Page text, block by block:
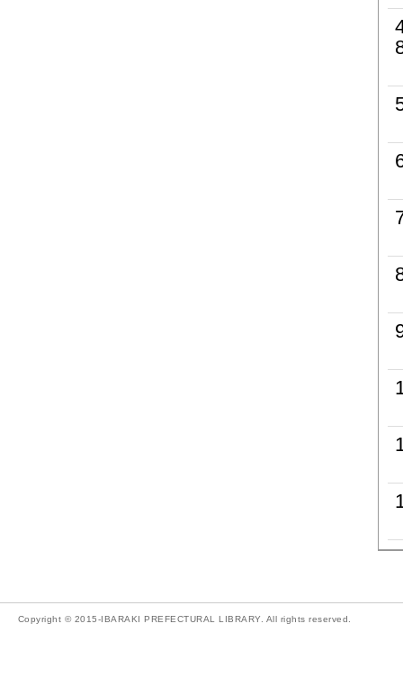
Copyright © 2015-IBARAKI PREFECTURAL LIBRARY. All rights reserved.